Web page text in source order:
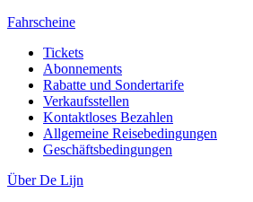
Fahrscheine
Tickets
Abonnements
Rabatte und Sondertarife
Verkaufsstellen
Kontaktloses Bezahlen
Allgemeine Reisebedingungen
Geschäftsbedingungen
Über De Lijn